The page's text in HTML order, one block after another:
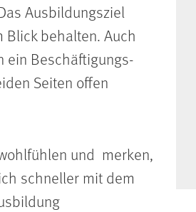
Ausbildungsziel
behalten. Auch
ein Beschäftigungs­
Seiten offen
und merken,
schneller mit dem